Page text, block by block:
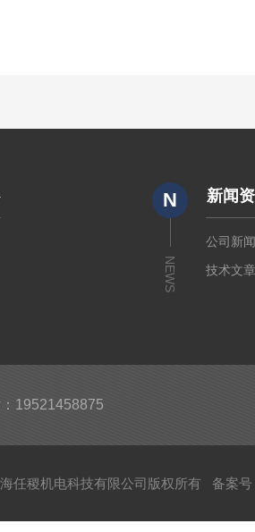
N
NEWS
新闻
公司新
技术文
19521458875
任稷机电科技有限公司版权所有 备案号